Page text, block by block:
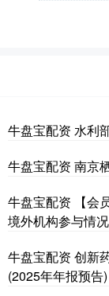
牛盘宝配资 水利
牛盘宝配资 南京
牛盘宝配资 【会
境外机构参与情况
牛盘宝配资 创新
(2025年年报预告)